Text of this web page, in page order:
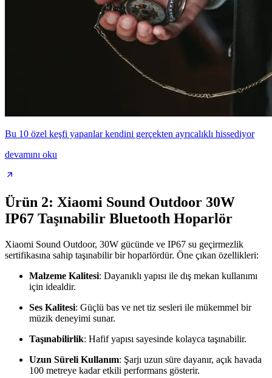
Bu 10 özel keşfi yapanlar kendini gerçekten ayrıcalıklı hissediyor
devamını oku
Ürün 2: Xiaomi Sound Outdoor 30W
IP67 Taşınabilir Bluetooth Hoparlör
Xiaomi Sound Outdoor, 30W gücünde ve IP67 su geçirmezlik
sertifikasına sahip taşınabilir bir hoparlördür. Öne çıkan özellikleri:
Malzeme Kalitesi: Dayanıklı yapısı ile dış mekan kullanımı
için idealdir.
Ses Kalitesi: Güçlü bas ve net tiz sesleri ile mükemmel bir
müzik deneyimi sunar.
Taşınabilirlik: Hafif yapısı sayesinde kolayca taşınabilir.
Uzun Süreli Kullanım: Şarjı uzun süre dayanır, açık havada
100 metreye kadar etkili performans gösterir.